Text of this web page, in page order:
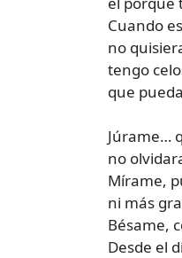
Cuando
no
tengo
que
Júrame…
no
Mírame,
ni más
Bésame,
Desde el